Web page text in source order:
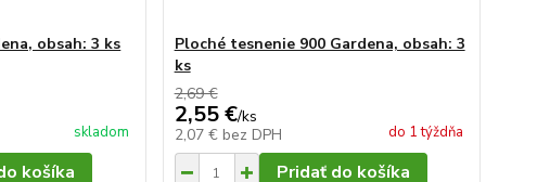
obsah: 3 ks
skladom
košíka
Ploché tesnenie 900 Gardena, obsah: 3
ks
2,69 €
2,55 €/ks
2,07 € bez DPH do 1 týždňa
Pridať do košíka